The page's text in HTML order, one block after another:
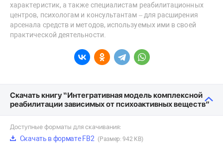
характеристик, а также специалистам реабилитационных
центров, психологам и консультантам – для расширения
арсенала средств и методов, используемых ими в своей
практической деятельности.
Скачать книгу “Интегративная модель комплексной
реабилитации зависимых от психоактивных веществ”
Доступные форматы для скачивания:
Скачать в формате FB2 (Размер: 942 KB)